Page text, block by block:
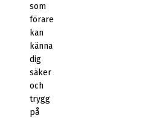
som
förare
kan
känna
dig
säker
och
trygg
på